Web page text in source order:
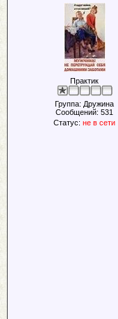
Практик
Группа: Дружина
Сообщений: 531
Статус: не в сети